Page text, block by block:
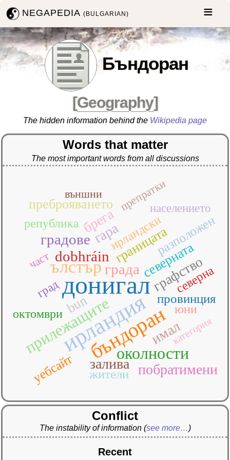
NEGAPEDIA(BULGARIAN)
Бъндоран
[Geography]
The hidden information behind the Wikipedia page
Words that matter
The most important words from all discussions
донигал
ирландия
бъндоран
ълстър
околности
прилежащите
dobhráin
града
градовегара
залива
имал
побратимени
брега
графство
bun
границата
преброяването
северната
жители
провинция
разположен
уебсайт
ирландски
октомври
република
северна
юни
град
населението
външни препратки
част
категория
Conflict
The instability of information (see more…)
Recent